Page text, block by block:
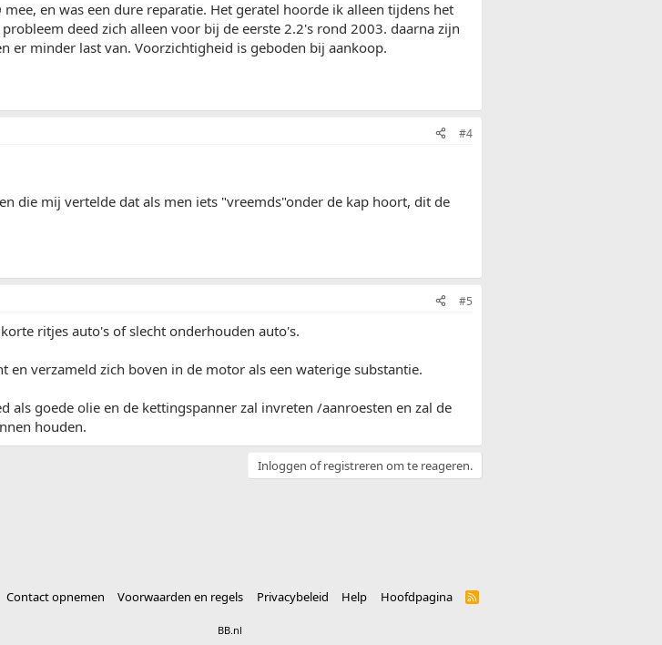
en was een dure reparatie. Het geratel hoorde ik alleen tijdens het
deed zich alleen voor bij de eerste 2.2's rond 2003. daarna zijn
er minder last van. Voorzichtigheid is geboden bij aankoop.
#4
die mij vertelde dat als men iets "vreemds"onder de kap hoort, dit de
#5
ritjes auto's of slecht onderhouden auto's.
en verzameld zich boven in de motor als een waterige substantie.
als goede olie en de kettingspanner zal invreten /aanroesten en zal de
houden.
Inloggen of registreren om te reageren.
Contact opnemen Voorwaarden en regels Privacybeleid Help Hoofdpagina
R
BB.nl